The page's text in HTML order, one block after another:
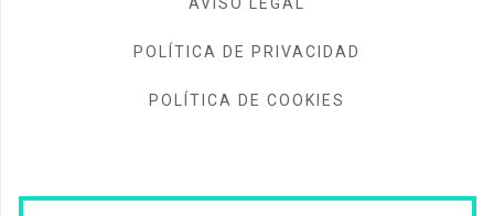
POLÍTICA DE PRIVACIDAD
POLÍTICA DE COOKIES